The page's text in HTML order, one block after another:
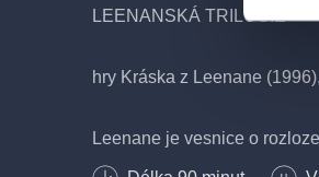
LEENANSKÁ TRILOGIE
hry Kráska z Leenane
Leenane je vesnice o
na západě Irska.